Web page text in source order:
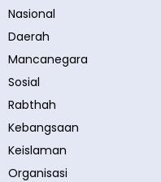
Nasional
Daerah
Mancanegara
Sosial
Rabthah
Kebangsaan
Keislaman
Organisasi